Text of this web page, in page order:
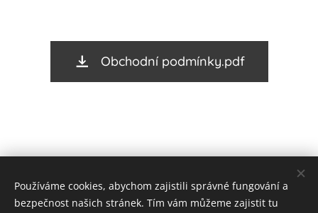
Obchodní podmínky.pdf
Používáme cookies, abychom zajistili správné fungování a
bezpečnost našich stránek. Tím vám můžeme zajistit tu